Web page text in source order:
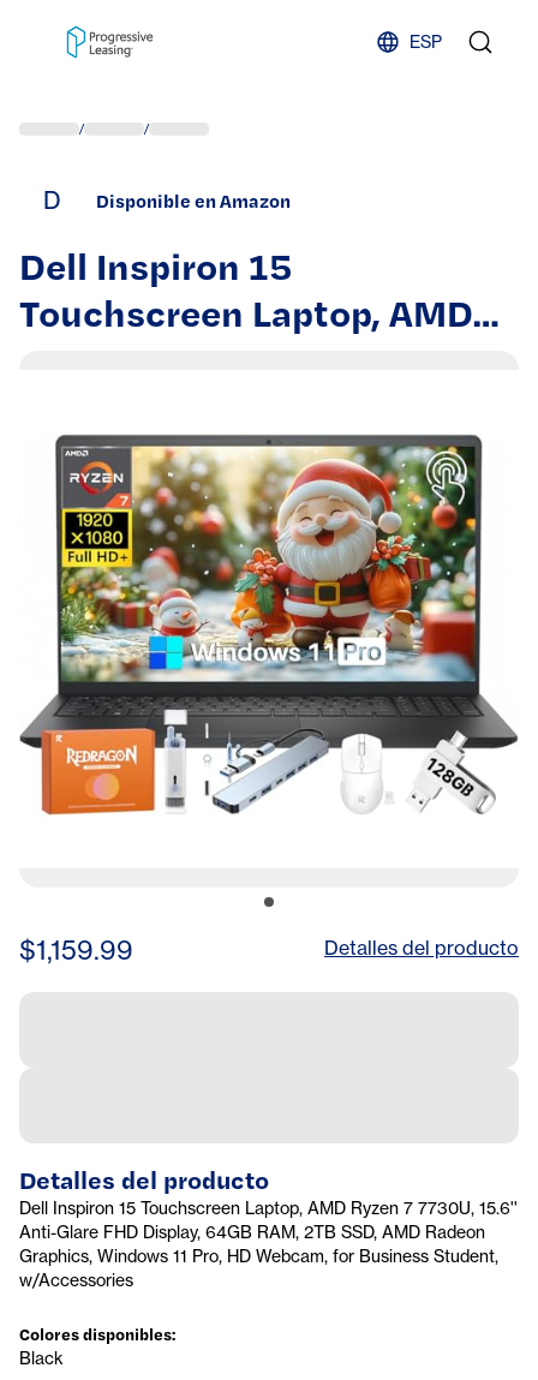
ESP
/ /
D Disponible en Amazon
Dell Inspiron 15
Touchscreen Laptop, AMD
RAM, 2TB SSD, AMD Radeon
Graphics, Windows 11 Pro,
HD Webcam, for Business
Student, w/Accessories
$1,159.99 Detalles del producto
Detalles del producto
Dell Inspiron 15 Touchscreen Laptop, AMD Ryzen 7 7730U, 15.6''
Anti-Glare FHD Display, 64GB RAM, 2TB SSD, AMD Radeon
Graphics, Windows 11 Pro, HD Webcam, for Business Student,
w/Accessories
Colores disponibles:
Black